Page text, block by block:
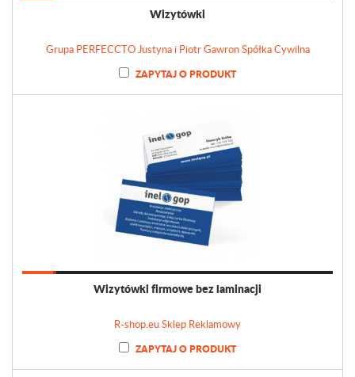
Wizytówki
Grupa PERFECCTO Justyna i Piotr Gawron Spółka Cywilna
ZAPYTAJ O PRODUKT
Wizytówki firmowe bez laminacji
R-shop.eu Sklep Reklamowy
ZAPYTAJ O PRODUKT